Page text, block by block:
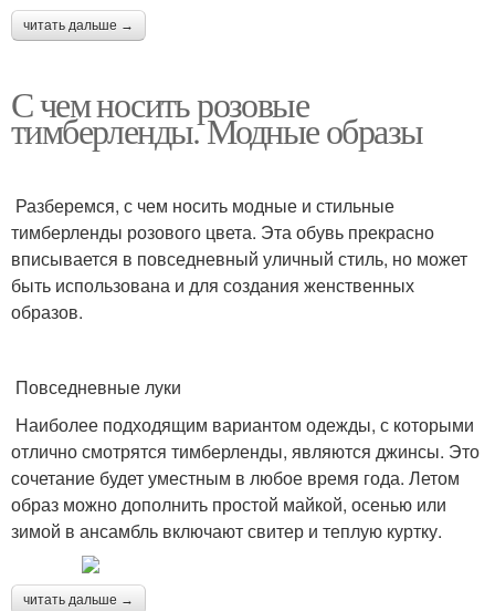
читать дальше →
С чем носить розовые
тимберленды. Модные образы
Разберемся, с чем носить модные и стильные
тимберленды розового цвета. Эта обувь прекрасно
вписывается в повседневный уличный стиль, но может
быть использована и для создания женственных
образов.
Повседневные луки
Наиболее подходящим вариантом одежды, с которыми
отлично смотрятся тимберленды, являются джинсы. Это
сочетание будет уместным в любое время года. Летом
образ можно дополнить простой майкой, осенью или
зимой в ансамбль включают свитер и теплую куртку.
читать дальше →